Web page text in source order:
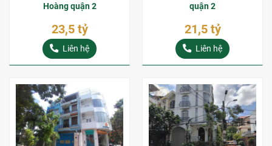
Hoàng quận 2
23,5 tỷ
Liên hệ
quận 2
21,5 tỷ
Liên hệ